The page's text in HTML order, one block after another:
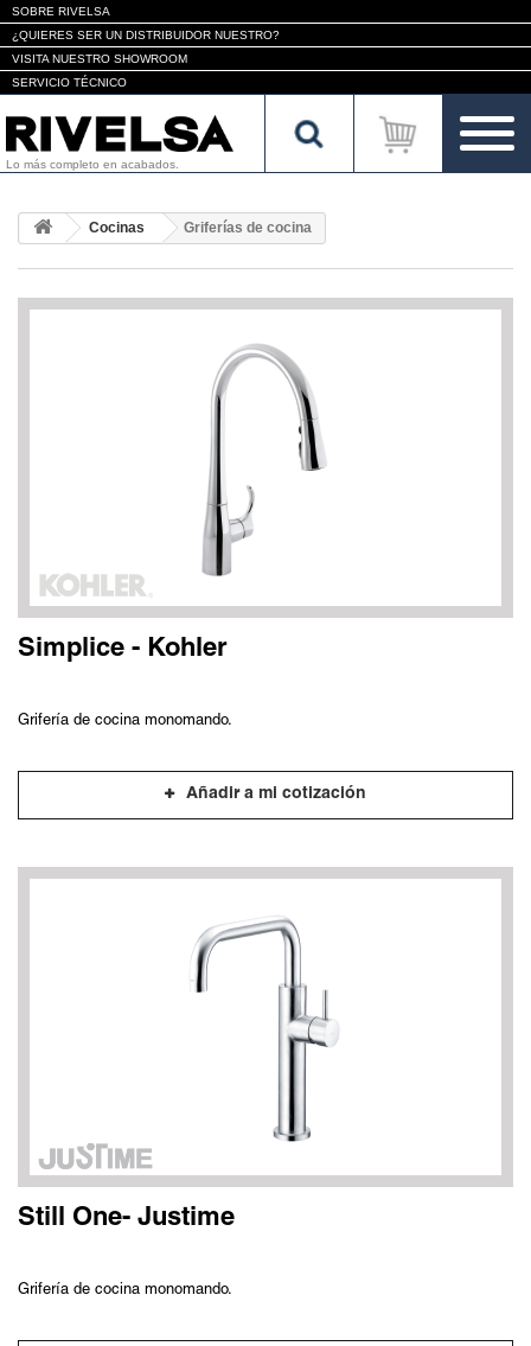
SOBRE RIVELSA
¿QUIERES SER UN DISTRIBUIDOR NUESTRO?
VISITA NUESTRO SHOWROOM
SERVICIO TÉCNICO
Lo más completo en acabados.
Cocinas Griferías de cocina
Simplice - Kohler
Grifería de cocina monomando.
Añadir a mi cotización
Still One- Justime
Grifería de cocina monomando.